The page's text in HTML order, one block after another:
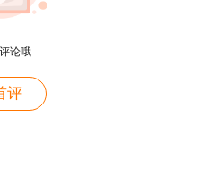
一造考试的判分规则
评分标准等！
论哦
评